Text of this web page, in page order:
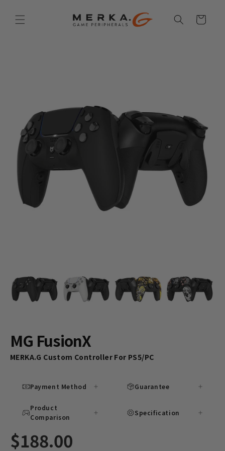
content
Cart
MG FusionX
MERKA.G Custom Controller For PS5/PC
Payment Method Guarantee
Product
Comparison
Specification
$188.00